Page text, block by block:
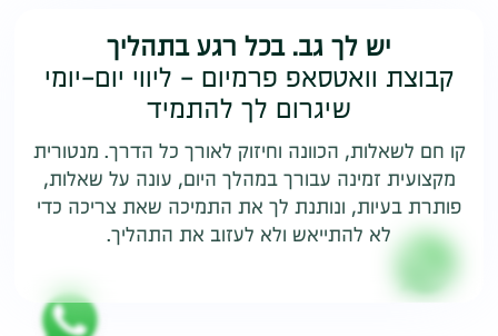
יש לך גב. בכל רגע בתהליך
קבוצת וואטסאפ פרמיום - ליווי יום-יומי
שיגרום לך להתמיד
קו חם לשאלות, הכוונה וחיזוק לאורך כל הדרך. מנטורית
מקצועית זמינה עבורך במהלך היום, עונה על שאלות,
פותרת בעיות, ונותנת לך את התמיכה שאת צריכה כדי
לא להתייאש ולא לעזוב את התהליך.